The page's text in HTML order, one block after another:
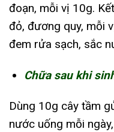
đoạn, mỗi vị 10g.
đỏ, đương quy, mỗi
đem rửa sạch, sắc
Chữa sau khi
Dùng 10g cây tầm
nước uống mỗi